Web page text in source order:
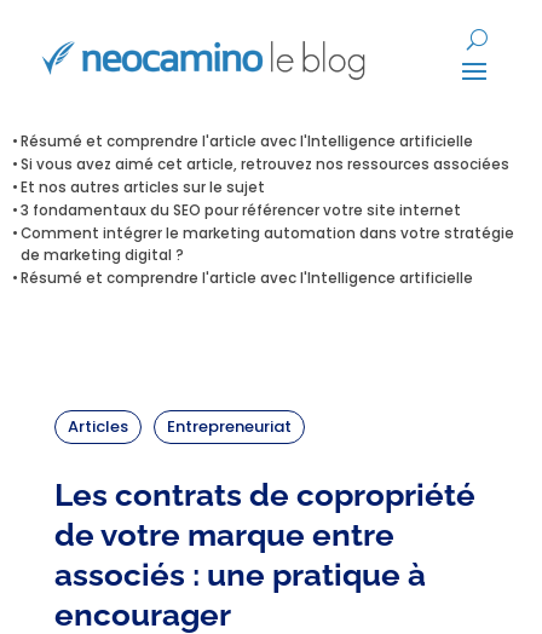
Résumé et comprendre l'article avec l'Intelligence artificielle
Si vous avez aimé cet article, retrouvez nos ressources associées
Et nos autres articles sur le sujet
3 fondamentaux du SEO pour référencer votre site internet
Comment intégrer le marketing automation dans votre stratégie
de marketing digital ?
Résumé et comprendre l'article avec l'Intelligence artificielle
Articles Entrepreneuriat
Les contrats de copropriété
de votre marque entre
associés : une pratique à
encourager